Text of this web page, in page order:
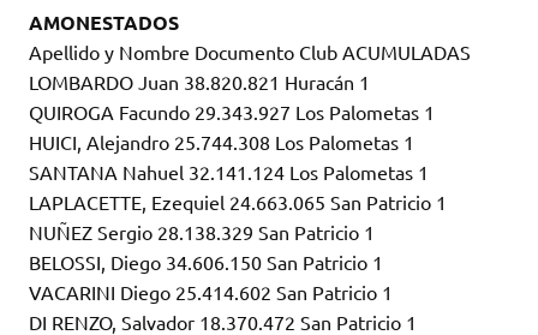
AMONESTADOS
Apellido y Nombre Documento Club ACUMULADAS
LOMBARDO Juan 38.820.821 Huracán 1
QUIROGA Facundo 29.343.927 Los Palometas 1
HUICI, Alejandro 25.744.308 Los Palometas 1
SANTANA Nahuel 32.141.124 Los Palometas 1
LAPLACETTE, Ezequiel 24.663.065 San Patricio 1
NUÑEZ Sergio 28.138.329 San Patricio 1
BELOSSI, Diego 34.606.150 San Patricio 1
VACARINI Diego 25.414.602 San Patricio 1
DI RENZO, Salvador 18.370.472 San Patricio 1